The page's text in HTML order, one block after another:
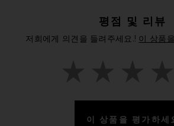
평점 및 리뷰
저희에게 의견을 들려주세요.! 이 상품
이 상품을 평가하세